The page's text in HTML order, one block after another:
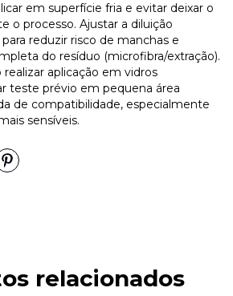
em superfície fria e evitar deixar o
o processo. Ajustar a diluição
reduzir risco de manchas e
do resíduo (microfibra/extração).
aplicação em vidros
teste prévio em pequena área
de compatibilidade, especialmente
sensíveis.
relacionados